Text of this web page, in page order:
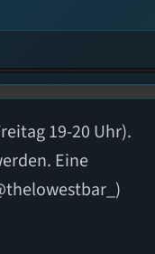
19-20 Uhr).
Eine